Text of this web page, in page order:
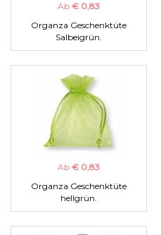
Ab € 0,83
Organza Geschenktüte
Salbeigrün.
Ab € 0,83
Organza Geschenktüte
hellgrün.